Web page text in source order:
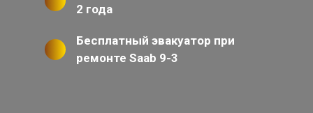
2 года
Бесплатный эвакуатор при
ремонте Saab 9-3